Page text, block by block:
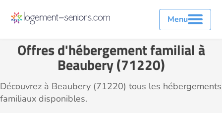
Menu
Offres d'hébergement familial à
Beaubery (71220)
Découvrez à Beaubery (71220) tous les hébergements
familiaux disponibles.